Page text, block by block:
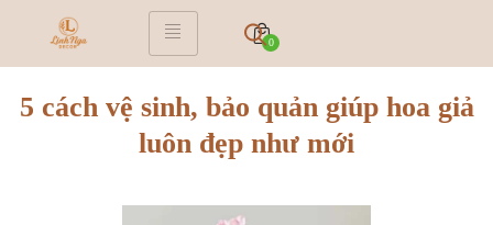
0
5 cách vệ sinh, bảo quản giúp hoa giả
luôn đẹp như mới